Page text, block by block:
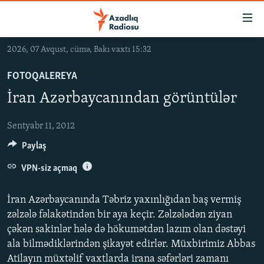
Əsas
qayıt
Əsas
naviqasiyaya
qayıt
keç
#İZAHLA
KORRUPSIOMETR
#ƏSLINDƏ
FƏRQƏ BAX
QANUNI DOĞRU
MULTIMEDIA
VIDEO
FOTOQALEREYA
RADIO ARXIV
OXU ZALI
HAQQIMIZDA
2026, 07 Avqust, cümə, Bakı vaxtı 15:32
FOTOQALEREYA
İran Azərbaycanından görüntülər
Sentyabr 11, 2012
İran Azərbaycanında Təbriz yaxınlığıdan baş vermiş
zəlzələ fəlakətindən bir aya keçir. Zəlzələdən ziyan
çəkən sakinlər hələ də hökumətdən lazım olan dəstəyi
ala bilmədiklərindən şikayət edirlər. Müxbirimiz Abbas
Atilayın müxtəlif vaxtlarda irana səfərləri zamanı
Paylaş
VPN-siz açmaq